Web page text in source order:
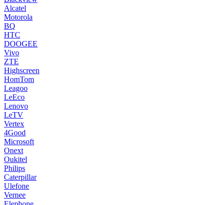
Alcatel
Motorola
BQ
HTC
DOOGEE
Vivo
ZTE
Highscreen
HomTom
Leagoo
LeEco
Lenovo
LeTV
Vertex
4Good
Microsoft
Onext
Oukitel
Philips
Caterpillar
Ulefone
Vernee